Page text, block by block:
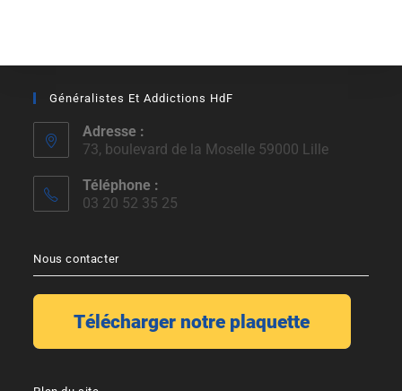
Généralistes Et Addictions HdF
Adresse :
73, boulevard de la Moselle 59000 Lille
Téléphone :
03 20 52 35 25
Nous contacter